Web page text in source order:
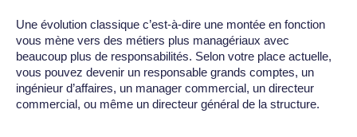
Une évolution classique c’est-à-dire une montée en fonction
vous mène vers des métiers plus managériaux avec
beaucoup plus de responsabilités. Selon votre place actuelle,
vous pouvez devenir un responsable grands comptes, un
ingénieur d’affaires, un manager commercial, un directeur
commercial, ou même un directeur général de la structure.